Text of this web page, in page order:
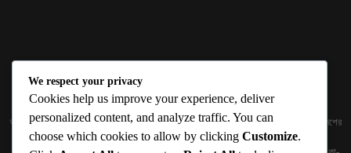
ABOUT US
জ্ঞান বিজ্ঞানের উৎকর্ষ আমাদের প্রভাবিত করে। আলোকিত করে। সেই আলো কে ধারণ কর দেশ ও বিদেশের
তথ্যপ্রযুক্তির অতিসাম্প্রতিক খবরাখবর পাঠকের হাতের মুঠোয় দিতে চায় টেকসিঁড়ি ডট কম।
We respect your privacy
Cookies help us improve your experience, deliver
personalized content, and analyze traffic. You can
choose which cookies to allow by clicking Customize.